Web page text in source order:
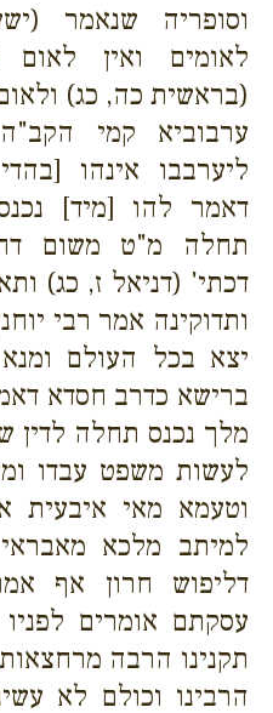
וסופריה שנאמר
לאומים ואין
(בראשית כה, כג)
ערבוביא קמי
ליערבבו אינהו
דאמר להו [מיד]
תחלה מ"ט משום
דכתי' (דניאל ז, כג)
ותדוקינה אמר רבי
יצא בכל העולם
ברישא כדרב חסדא
מלך נכנס תחלה לדין
לעשות משפט עבדו
וטעמא מאי איבעית
למיתב מלכא
דליפוש חרון אף
עסקתם אומרים
תקנינו הרבה
הרבינו וכולם לא